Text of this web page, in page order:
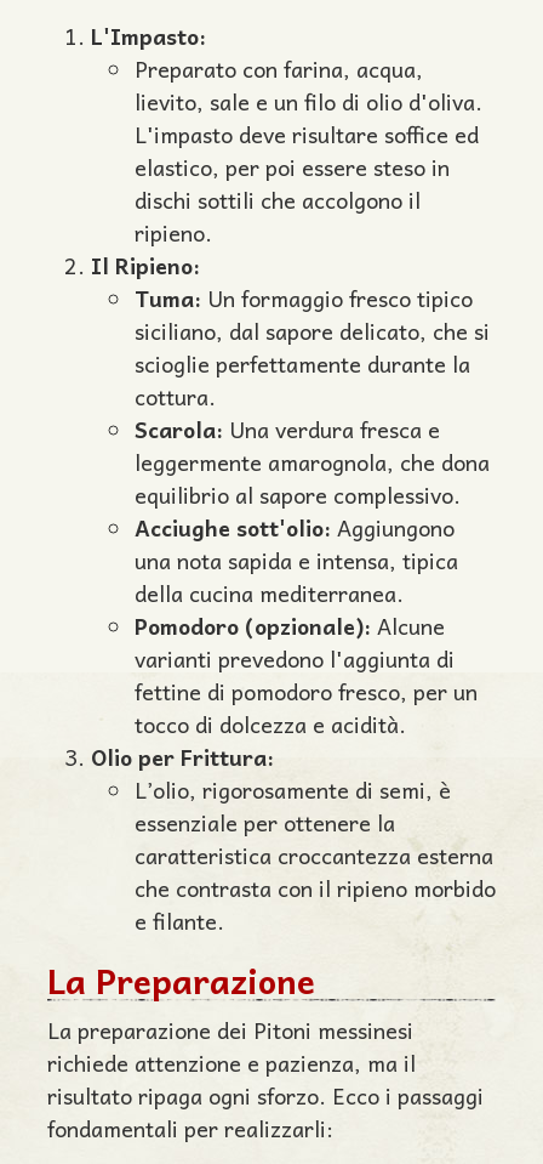
L'Impasto:
Preparato con farina, acqua,
lievito, sale e un filo di olio d'oliva.
L'impasto deve risultare soffice ed
elastico, per poi essere steso in
dischi sottili che accolgono il
ripieno.
Il Ripieno:
Tuma: Un formaggio fresco tipico
siciliano, dal sapore delicato, che si
scioglie perfettamente durante la
cottura.
Scarola: Una verdura fresca e
leggermente amarognola, che dona
equilibrio al sapore complessivo.
Acciughe sott'olio: Aggiungono
una nota sapida e intensa, tipica
della cucina mediterranea.
Pomodoro (opzionale): Alcune
varianti prevedono l'aggiunta di
fettine di pomodoro fresco, per un
tocco di dolcezza e acidità.
Olio per Frittura:
L’olio, rigorosamente di semi, è
essenziale per ottenere la
caratteristica croccantezza esterna
che contrasta con il ripieno morbido
e filante.
La Preparazione
La preparazione dei Pitoni messinesi
richiede attenzione e pazienza, ma il
risultato ripaga ogni sforzo. Ecco i passaggi
fondamentali per realizzarli: